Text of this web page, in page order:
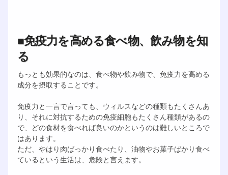
■免疫力を高める食べ物、飲み物を知
る
もっとも効果的なのは、食べ物や飲み物で、免疫力を高める
成分を摂取することです。
免疫力と一言で言っても、ウィルスなどの種類もたくさんあ
り、それに対抗するための免疫細胞もたくさん種類があるの
で、どの食材を食べれば良いのかというのは難しいところで
はあります。
ただ、やはり肉ばっかり食べたり、油物やお菓子ばかり食べ
ているという生活は、危険と言えます。